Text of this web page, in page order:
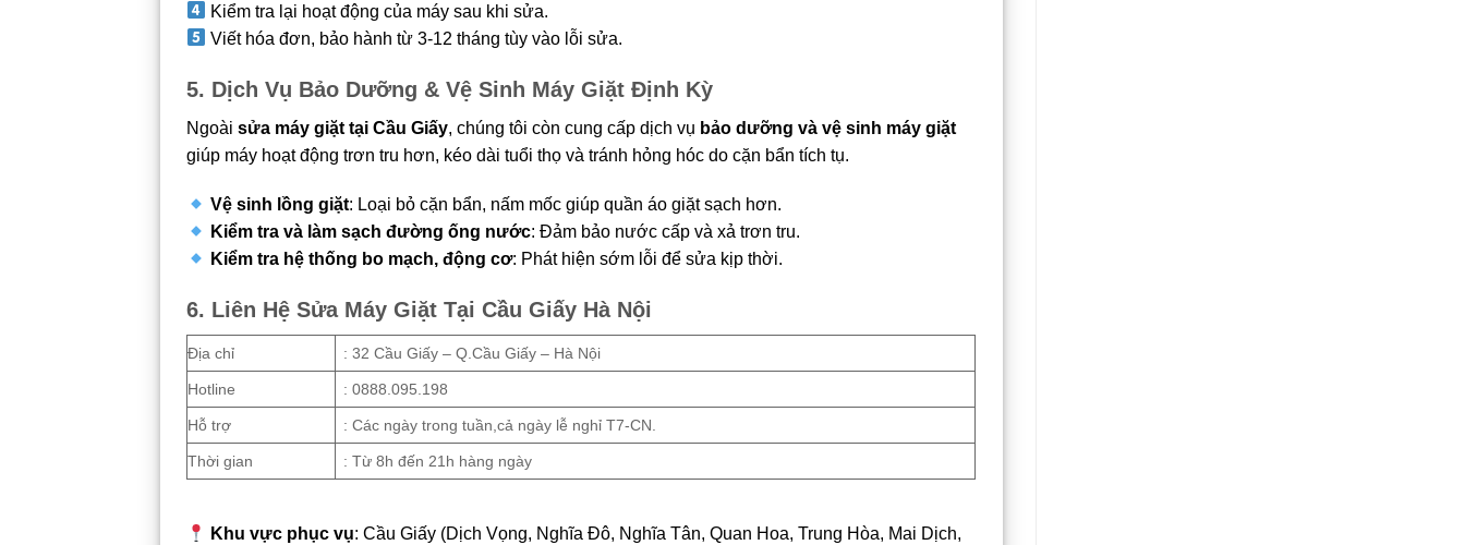
Kiểm tra lại hoạt động của máy sau khi sửa.
Viết hóa đơn, bảo hành từ 3-12 tháng tùy vào lỗi sửa.
5. Dịch Vụ Bảo Dưỡng & Vệ Sinh Máy Giặt Định Kỳ
Ngoài sửa máy giặt tại Cầu Giấy, chúng tôi còn cung cấp dịch vụ bảo dưỡng và vệ sinh máy giặt
giúp máy hoạt động trơn tru hơn, kéo dài tuổi thọ và tránh hỏng hóc do cặn bẩn tích tụ.
Vệ sinh lồng giặt: Loại bỏ cặn bẩn, nấm mốc giúp quần áo giặt sạch hơn.
Kiểm tra và làm sạch đường ống nước: Đảm bảo nước cấp và xả trơn tru.
Kiểm tra hệ thống bo mạch, động cơ: Phát hiện sớm lỗi để sửa kịp thời.
6. Liên Hệ Sửa Máy Giặt Tại Cầu Giấy Hà Nội
Địa chỉ : 32 Cầu Giấy – Q.Cầu Giấy – Hà Nội
Hotline : 0888.095.198
Hỗ trợ : Các ngày trong tuần,cả ngày lễ nghỉ T7-CN.
Thời gian : Từ 8h đến 21h hàng ngày
Khu vực phục vụ: Cầu Giấy (Dịch Vọng, Nghĩa Đô, Nghĩa Tân, Quan Hoa, Trung Hòa, Mai Dịch,